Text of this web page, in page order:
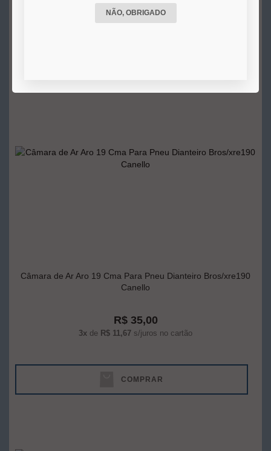
R$ 30,00
Câmara de Ar Aro 19 Cma Para Pneu Dianteiro Bros/xre190
Canello
R$ 35,00
3x de R$ 11,67 s/juros no cartão
COMPRAR
NÃO, OBRIGADO